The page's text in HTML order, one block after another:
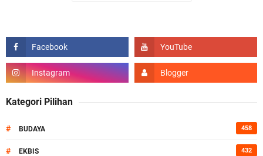
Kategori Pilihan
# BUDAYA 458
# EKBIS 432